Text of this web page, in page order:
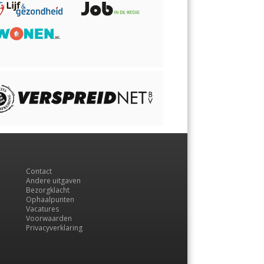
Contact
Andere uitgaven
Bezorgklacht
Ophaalpunten
Vacatures
Voorwaarden
Privacyverklaring